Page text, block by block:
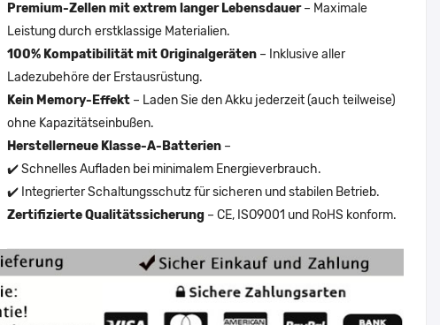
Premium-Zellen mit extrem langer Lebensdauer– Maximale
Leistung durch erstklassige Materialien.
100% Kompatibilität mit Originalgeräten – Inklusive aller
Ladezubehöre der Erstausrüstung.
Kein Memory-Effekt – Laden Sie den Akku jederzeit (auch teilweise)
ohne Kapazitätseinbußen.
Herstellerneue Klasse-A-Batterien –
✔️ Schnelles Aufladen bei minimalem Energieverbrauch.
✔️ Integrierter Schaltungsschutz für sicheren und stabilen Betrieb.
Zertifizierte Qualitätssicherung – CE, ISO9001 und RoHS konform.